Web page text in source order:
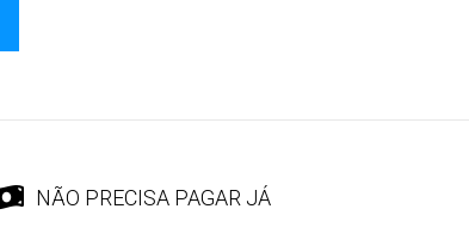
NÃO PRECISA PAGAR JÁ